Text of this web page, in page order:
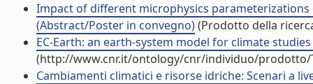
Impact of different microphysics parameterizations
(Abstract/Poster in convegno)(Prodotto della
EC-Earth: an earth-system model for climate
(http://www.cnr.it/ontology/cnr/individuo/prodotto/
Cambiamenti climatici e risorse idriche: Scenari a